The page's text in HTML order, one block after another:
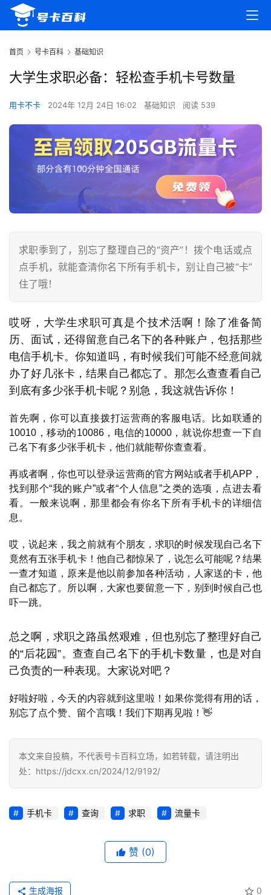
首
页
号
百
科
防
诈
知
行
业
资
荐
投稿
首页 号卡百科 基础知识
大学生求职必备：轻松查手机卡号数量
用卡不卡 2024年 12月 24日 16:02 基础知识 阅读 539
求职季到了，别忘了整理自己的“资产”！拨个电话或点
点手机，就能查清你名下所有手机卡，别让自己被“卡”
住了哦！
哎呀，大学生求职可真是个技术活啊！除了准备简
历、面试，还得留意自己名下的各种账户，包括那些
电信手机卡。你知道吗，有时候我们可能不经意间就
办了好几张卡，结果自己都忘了。那怎么查查看自己
到底有多少张手机卡呢？别急，我这就告诉你！
首先啊，你可以直接拨打运营商的客服电话。比如联通的
10010，移动的10086，电信的10000，就说你想查一下自
己名下有多少张手机卡，他们就能帮你查查看。
再或者啊，你也可以登录运营商的官方网站或者手机APP，
找到那个“我的账户”或者“个人信息”之类的选项，点进去看
看。一般来说啊，那里都会有你名下所有手机卡的详细信
息。
哎，说起来，我之前就有个朋友，求职的时候发现自己名下
竟然有五张手机卡！他自己都惊呆了，说怎么可能呢？结果
一查才知道，原来是他以前参加各种活动，人家送的卡，他
自己都忘了。所以啊，大家也要留意一下，别到时候自己也
吓一跳。
总之啊，求职之路虽然艰难，但也别忘了整理好自己
的“后花园”。查查自己名下的手机卡数量，也是对自
己负责的一种表现。大家说对吧？
好啦好啦，今天的内容就到这里啦！如果你觉得有用的话，
别忘了点个赞、留个言哦！我们下期再见啦！👋
本文来自投稿，不代表号卡百科立场，如若转载，请注明出
处：https://jdcxx.cn/2024/12/9192/
手机卡 查询 求职 流量卡
赞 (0)
0
生成海报